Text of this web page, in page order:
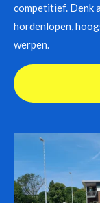
competitief. Denk
hordenlopen,
werpen.